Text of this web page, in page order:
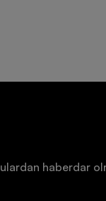
haberdar